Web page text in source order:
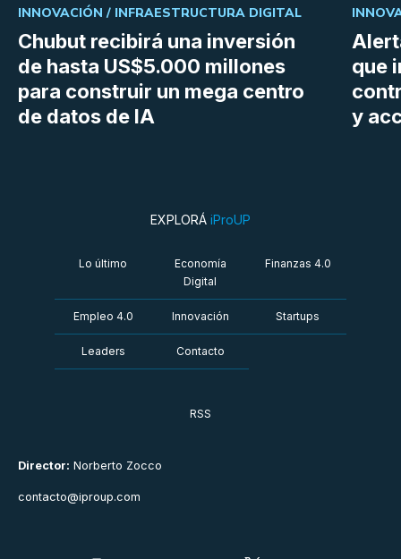
Chubut recibirá una inversión
de hasta US$5.000 millones
para construir un mega centro
de datos de IA
INNOVACIÓN / INFRAESTRUCTURA DIGITAL
que
y
Director: Norberto Zocco
contacto@iproup.com
EXPLORÁ iProUP
Lo último
Economía
Digital
Finanzas 4.0
Empleo 4.0 Innovación Startups
Leaders Contacto
RSS